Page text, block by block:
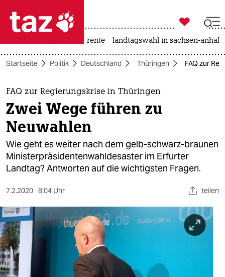
 taz zahl ich
taz zahl ich
themen
politik
öko
gesellschaft
sport
berlin
nord
wahrheit

taz zahl ich
rente landtagswahl in sachsen-anhalt
Startseite Politik Deutschland Thüringen FAQ zur
FAQ zur Regierungskrise in Thüringen
Zwei Wege führen zu
Neuwahlen
Wie geht es weiter nach dem gelb-schwarz-braunen
Ministerpräsidentenwahldesaster im Erfurter
Landtag? Antworten auf die wichtigsten Fragen.
7.2.2020 8:04 Uhr teilen